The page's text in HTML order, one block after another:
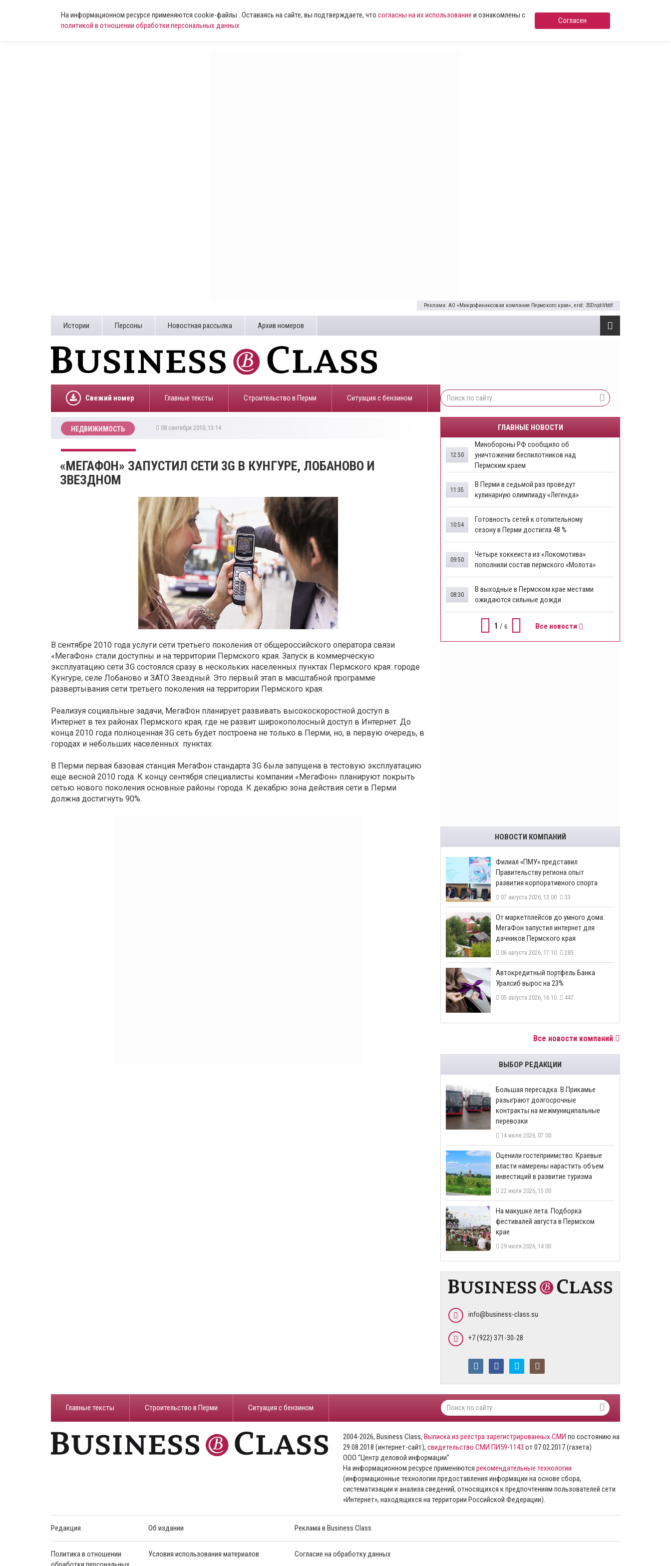
На информационном ресурсе применяются cookie-файлы . Оставаясь на сайте, вы подтверждаете, что согласны на их использование и ознакомлены с
политикой в отношении обработки персональных данных
Согласен
Реклама: АО «Микрофинансовая компания Пермского края», erid: 2SDnjdiVbbY
Истории Персоны Новостная рассылка Архив номеров
Свежий номер Главные тексты Строительство в Перми ​Ситуация с бензином
НЕДВИЖИМОСТЬ 08 сентября 2010, 13:14
«МЕГАФОН» ЗАПУСТИЛ СЕТИ 3G В КУНГУРЕ, ЛОБАНОВО И
ЗВЕЗДНОМ
В сентябре 2010 года услуги сети третьего поколения от общероссийского оператора связи
«МегаФон» стали доступны и на территории Пермского края. Запуск в коммерческую
эксплуатацию сети 3G состоялся сразу в нескольких населенных пунктах Пермского края: городе
Кунгуре, селе Лобаново и ЗАТО Звездный. Это первый этап в масштабной программе
развертывания сети третьего поколения на территории Пермского края.
Реализуя социальные задачи, МегаФон планирует развивать высокоскоростной доступ в
Интернет в тех районах Пермского края, где не развит широкополосный доступ в Интернет. До
конца 2010 года полноценная 3G сеть будет построена не только в Перми, но, в первую очередь, в
городах и небольших населенных пунктах.
В Перми первая базовая станция МегаФон стандарта 3G была запущена в тестовую эксплуатацию
еще весной 2010 года. К концу сентября специалисты компании «МегаФон» планируют покрыть
сетью нового поколения основные районы города. К декабрю зона действия сети в Перми
должна достигнуть 90%.
ГЛАВНЫЕ НОВОСТИ
Минобороны РФ сообщило об
уничтожении беспилотников над
Пермским краем
12:50
В Перми в седьмой раз проведут
кулинарную олимпиаду «Легенда»
11:35
Готовность сетей к отопительному
сезону в Перми достигла 48 %
10:54
Четыре хоккеиста из «Локомотива»
пополнили состав пермского «Молота»
09:50
В выходные в Пермском крае местами
ожидаются сильные дожди
08:30
1 / 6 Все новости
НОВОСТИ КОМПАНИЙ
​Филиал «ПМУ» представил
Правительству региона опыт
развития корпоративного спорта
07 августа 2026, 13:00 33
От маркетплейсов до умного дома:
МегаФон запустил интернет для
дачников Пермского края
06 августа 2026, 17:10 283
​Автокредитный портфель Банка
Уралсиб вырос на 23%
05 августа 2026, 16:10 447
Все новости компаний
ВЫБОР РЕДАКЦИИ
Большая пересадка. В Прикамье
разыграют долгосрочные
контракты на межмуниципальные
перевозки
14 июля 2026, 07:00
Оценили гостеприимство. Краевые
власти намерены нарастить объем
инвестиций в развитие туризма
22 июля 2026, 15:00
На макушке лета. Подборка
фестивалей августа в Пермском
крае
29 июля 2026, 14:00
info@business-class.su
+7 (922) 371-30-28
Главные тексты Строительство в Перми ​Ситуация с бензином
2004-2026, Business Class, Выписка из реестра зарегистрированных СМИ по состоянию на
29.08.2018 (интернет-сайт), свидетельство СМИ ПИ59-1143 от 07.02.2017 (газета)
ООО “Центр деловой информации”
На информационном ресурсе применяются рекомендательные технологии
(информационные технологии предоставления информации на основе сбора,
систематизации и анализа сведений, относящихся к предпочтениям пользователей сети
«Интернет», находящихся на территории Российской Федерации).
Редакция Об издании Реклама в Business Class
Политика в отношении
Условия использования материалов Согласие на обработку данных